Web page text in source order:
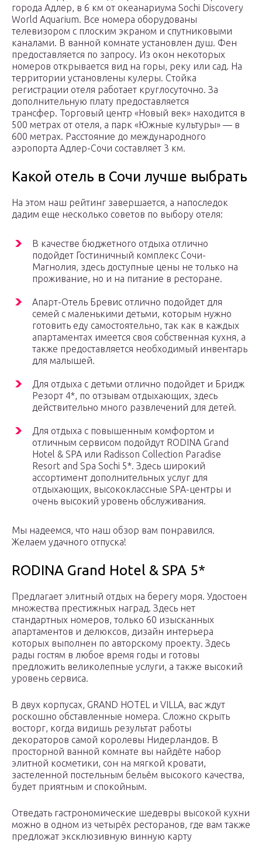
города Адлер, в 6 км от океанариума Sochi Discovery
World Aquarium. Все номера оборудованы
телевизором с плоским экраном и спутниковыми
каналами. В ванной комнате установлен душ. Фен
предоставляется по запросу. Из окон некоторых
номеров открывается вид на горы, реку или сад. На
территории установлены кулеры. Стойка
регистрации отеля работает круглосуточно. За
дополнительную плату предоставляется
трансфер. Торговый центр «Новый век» находится в
500 метрах от отеля, а парк «Южные культуры» — в
600 метрах. Расстояние до международного
аэропорта Адлер-Сочи составляет 3 км.
Какой отель в Сочи лучше выбрать
На этом наш рейтинг завершается, а напоследок
дадим еще несколько советов по выбору отеля:
В качестве бюджетного отдыха отлично
подойдет Гостиничный комплекс Сочи-
Магнолия, здесь доступные цены не только на
проживание, но и на питание в ресторане.
Апарт-Отель Бревис отлично подойдет для
семей с маленькими детьми, которым нужно
готовить еду самостоятельно, так как в каждых
апартаментах имеется своя собственная кухня, а
также предоставляется необходимый инвентарь
для малышей.
Для отдыха с детьми отлично подойдет и Бридж
Резорт 4*, по отзывам отдыхающих, здесь
действительно много развлечений для детей.
Для отдыха с повышенным комфортом и
отличным сервисом подойдут RODINA Grand
Hotel & SPA или Radisson Collection Paradise
Resort and Spa Sochi 5*. Здесь широкий
ассортимент дополнительных услуг для
отдыхающих, высококлассные SPA-центры и
очень высокий уровень обслуживания.
Мы надеемся, что наш обзор вам понравился.
Желаем удачного отпуска!
RODINA Grand Hotel & SPA 5*
Предлагает элитный отдых на берегу моря. Удостоен
множества престижных наград. Здесь нет
стандартных номеров, только 60 изысканных
апартаментов и делюксов, дизайн интерьера
которых выполнен по авторскому проекту. Здесь
рады гостям в любое время годы и готовы
предложить великолепные услуги, а также высокий
уровень сервиса.
В двух корпусах, GRAND HOTEL и VILLA, вас ждут
роскошно обставленные номера. Сложно скрыть
восторг, когда видишь результат работы
декораторов самой королевы Нидерландов. В
просторной ванной комнате вы найдёте набор
элитной косметики, сон на мягкой кровати,
застеленной постельным бельём высокого качества,
будет приятным и спокойным.
Отведать гастрономические шедевры высокой кухни
можно в одном из четырёх ресторанов, где вам также
предложат эксклюзивную винную карту